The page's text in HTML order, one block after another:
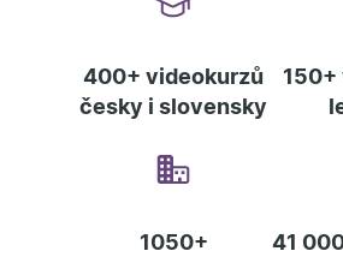
profesi. Působí také jako externí
400+ videokurzů
česky i slovensky
1050+
41